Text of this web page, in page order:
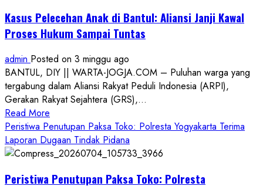
Kasus Pelecehan Anak di Bantul: Aliansi Janji Kawal
Proses Hukum Sampai Tuntas
admin Posted on 3 minggu ago
BANTUL, DIY || WARTA-JOGJA.COM – Puluhan warga yang
tergabung dalam Aliansi Rakyat Peduli Indonesia (ARPI),
Gerakan Rakyat Sejahtera (GRS),...
Read More
more
about
Kasus
Anak
Peristiwa Penutupan Paksa Toko: Polresta Yogyakarta Terima
Laporan Dugaan Tindak Pidana
Peristiwa Penutupan Paksa Toko: Polresta